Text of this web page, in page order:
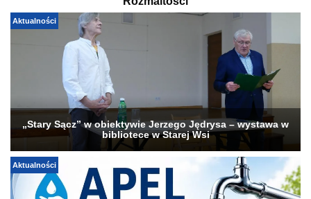
Rozmaitości
Aktualności
„Stary Sącz” w obiektywie Jerzego Jędrysa – wystawa w
bibliotece w Starej Wsi
Aktualności